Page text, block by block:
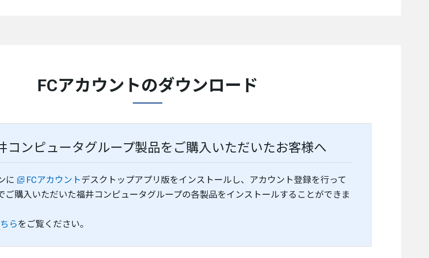
FCアカウントのダウンロード
コンピュータグループ製品をご購入いただいたお客様へ
に FCアカウントデスクトップアプリ版をインストールし、アカウント登録を行って
ご購入いただいた福井コンピュータグループの各製品をインストールすることができま
らをご覧ください。